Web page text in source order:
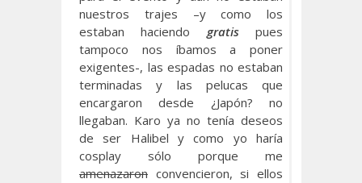
nuestros trajes –y como los
estaban haciendo gratispues
tampoco nos íbamos a poner
exigentes-, las espadas no estaban
terminadas y las pelucas que
encargaron desde ¿Japón? no
llegaban. Karo ya no tenía deseos
de ser Halibel y como yo haría
cosplay sólo porque me
amenazaron convencieron, si ellos